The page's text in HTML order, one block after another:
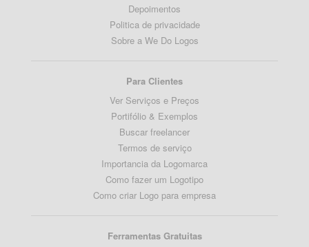
Depoimentos
Politica de privacidade
Sobre a We Do Logos
Para Clientes
Ver Serviços e Preços
Portifólio & Exemplos
Buscar freelancer
Termos de serviço
Importancia da Logomarca
Como fazer um Logotipo
Como criar Logo para empresa
Ferramentas Gratuitas